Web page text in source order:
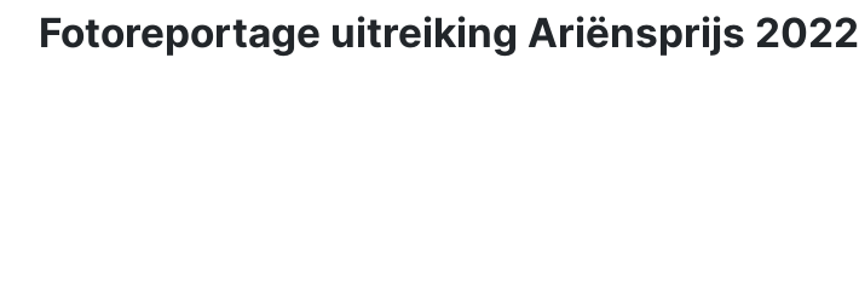
Fotoreportage uitreiking Ariënsprijs 2022